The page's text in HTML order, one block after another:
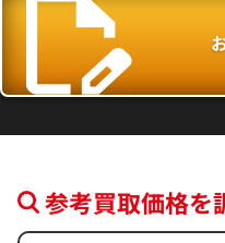
参考買取価格を